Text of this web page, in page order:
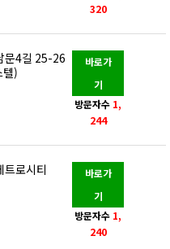
320
문4길 25-26
텔)
바로가
기
방문자수 1,
244
트로시티
바로가
기
방문자수 1,
240